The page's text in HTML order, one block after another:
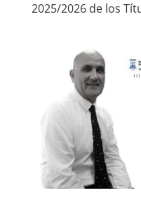
2025/2026 de los